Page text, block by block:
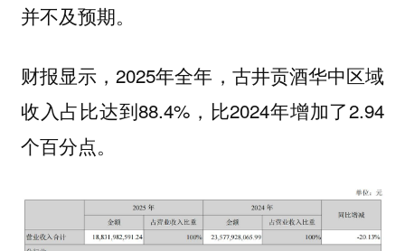
并不及预期。
财报显示，2025年全年，古井贡酒华中区域
收入占比达到88.4%，比2024年增加了2.94
个百分点。